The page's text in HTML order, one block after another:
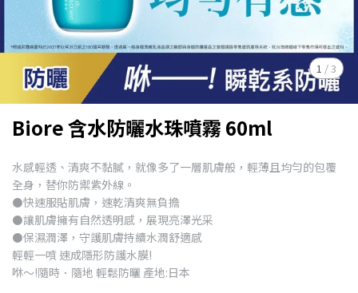
1 /3
Biore 含水防曬水珠噴霧 60ml
水感輕透、清爽不黏膩，就像多了一層肌膚般，輕薄且均勻的包覆
全身，替你防禦紫外線。
⚫快速服貼肌膚，速乾清爽無負擔
⚫讓肌膚擁有自然透明感，展現亮澤光采
⚫保濕潤澤，守護肌膚持續水潤舒適感
輕輕一噴 速成隱形防護水膜!
咻～!隨時．隨地 輕鬆防曬 產地:日本